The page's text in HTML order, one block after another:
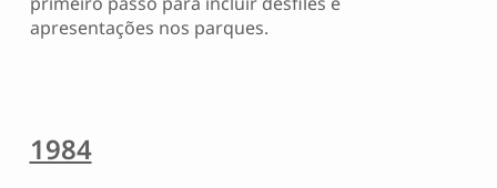
apresentações nos parques.
1984